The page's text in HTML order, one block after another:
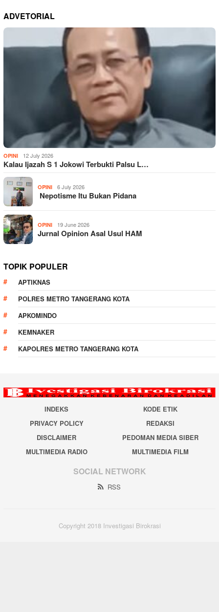
ADVETORIAL
OPINI 12 July 2026
Kalau Ijazah S 1 Jokowi Terbukti Palsu L…
OPINI 6 July 2026
Nepotisme Itu Bukan Pidana
OPINI 19 June 2026
Jurnal Opinion Asal Usul HAM
TOPIK POPULER
APTIKNAS
POLRES METRO TANGERANG KOTA
APKOMINDO
KEMNAKER
KAPOLRES METRO TANGERANG KOTA
INDEKS
KODE ETIK
PRIVACY POLICY
REDAKSI
DISCLAIMER
PEDOMAN MEDIA SIBER
MULTIMEDIA RADIO
MULTIMEDIA FILM
SOCIAL NETWORK
RSS
Copyright 2018 Investigasi Birokrasi